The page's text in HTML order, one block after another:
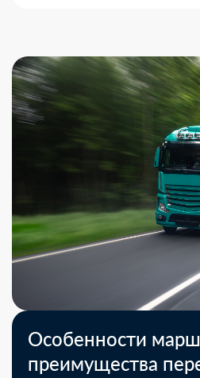
Особенности
преимущества